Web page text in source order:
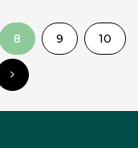
8 9 10